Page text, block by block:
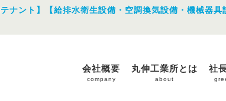
ナント】【給排水衛生設備・空調換気設備・機械器具
会社概要
company
丸伸工業所とは
about
社